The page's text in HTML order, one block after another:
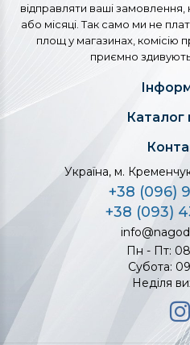
відправляти ваші замовлення,
або місяці. Так само ми не
площ у магазинах, комісію
приємно
Каталог
Україна, м.
+38 (096)
+38 (093)
Пн - Пт: 08
Субота: 09
Неділя